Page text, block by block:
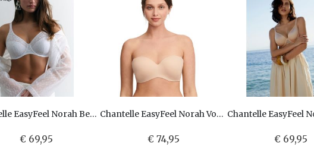
Chantelle EasyFeel Norah Beugelbh met een niet voorgevormde cup C13F10
€ 69,95
Chantelle EasyFeel Norah Voorgevormde Strapless bh C13F50
€ 74,95 € 69,95